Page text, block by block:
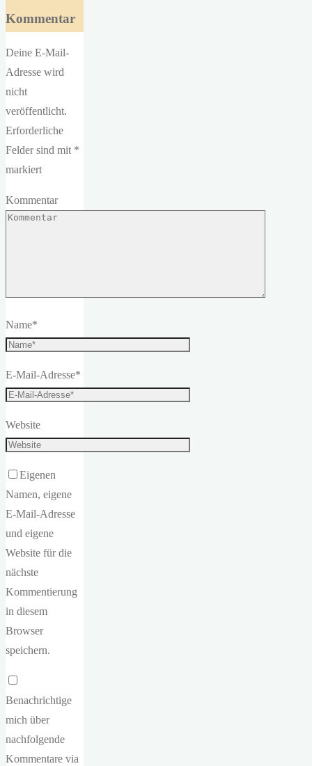
Kommentar
Deine E-Mail-
Adresse wird
nicht
veröffentlicht.
Erforderliche
Felder sind mit *
markiert
Kommentar
Name*
E-Mail-Adresse*
Website
Eigenen
Namen, eigene
E-Mail-Adresse
und eigene
Website für die
nächste
Kommentierung
in diesem
Browser
speichern.
Benachrichtige
mich über
nachfolgende
Kommentare via